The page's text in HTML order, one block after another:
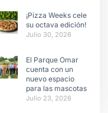
¡Pizza Weeks celebra
su octava edición!
Julio 30, 2026
El Parque Omar
cuenta con un
nuevo espacio
para las mascotas
Julio 23, 2026